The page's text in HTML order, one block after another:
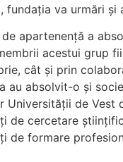
fundaţia va urmări
apartenenţă a
acestui grup
cât şi prin
au absolvit-o şi
Universităţii de
de cercetare
de formare